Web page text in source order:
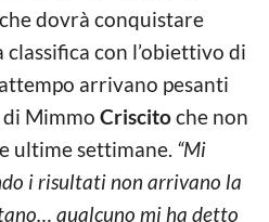
dovrà conquistare
con l’obiettivo di
arrivano pesanti
Mimmo Criscitoche non
ultime settimane. “Mi
i risultati non arrivano la
qualcuno mi ha detto